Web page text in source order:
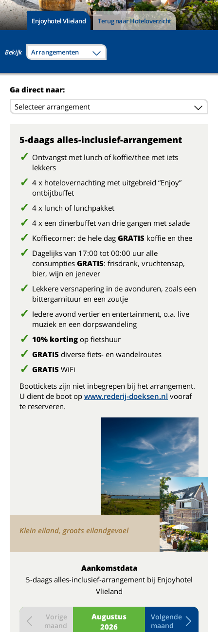
Enjoyhotel Vlieland Terug naar Hoteloverzicht
Bekijk Arrangementen
Ga direct naar:
Selecteer arrangement
5-daags alles-inclusief-arrangement
Ontvangst met lunch of koffie/thee met iets
lekkers
4 x hotelovernachting met uitgebreid “Enjoy”
ontbijtbuffet
4 x lunch of lunchpakket
4 x een dinerbuffet van drie gangen met salade
Koffiecorner: de hele dag GRATIS koffie en thee
Dagelijks van 17:00 tot 00:00 uur alle
consumpties GRATIS: frisdrank, vruchtensap,
bier, wijn en jenever
Lekkere versnapering in de avonduren, zoals een
bittergarnituur en een zoutje
Iedere avond vertier en entertainment, o.a. live
muziek en een dorpswandeling
10% korting op fietshuur
GRATIS diverse fiets- en wandelroutes
GRATIS WiFi
Boottickets zijn niet inbegrepen bij het arrangement.
U dient de boot op www.rederij-doeksen.nl vooraf
te reserveren.
Klein eiland, groots eilandgevoel
Aankomstdata
5-daags alles-inclusief-arrangement bij Enjoyhotel
Vlieland
Augustus
2026
Vorige
maand
Volgende
maand